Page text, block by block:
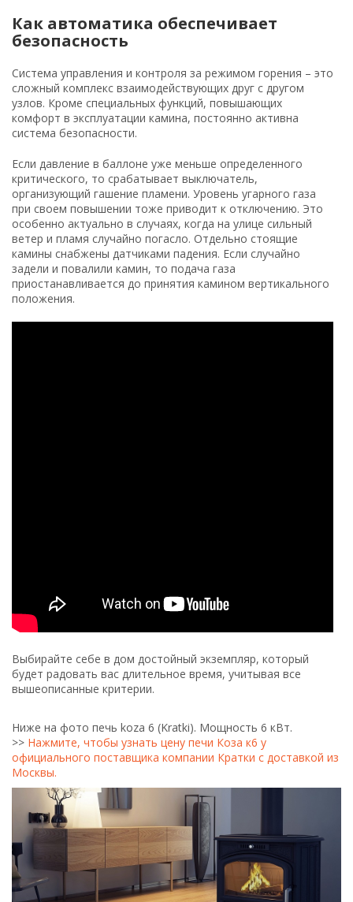
Как автоматика обеспечивает
безопасность
Система управления и контроля за режимом горения – это
сложный комплекс взаимодействующих друг с другом
узлов. Кроме специальных функций, повышающих
комфорт в эксплуатации камина, постоянно активна
система безопасности.
Если давление в баллоне уже меньше определенного
критического, то срабатывает выключатель,
организующий гашение пламени. Уровень угарного газа
при своем повышении тоже приводит к отключению. Это
особенно актуально в случаях, когда на улице сильный
ветер и пламя случайно погасло. Отдельно стоящие
камины снабжены датчиками падения. Если случайно
задели и повалили камин, то подача газа
приостанавливается до принятия камином вертикального
положения.
Выбирайте себе в дом достойный экземпляр, который
будет радовать вас длительное время, учитывая все
вышеописанные критерии.
Ниже на фото печь koza 6 (Kratki). Мощность 6 кВт.
>> Нажмите, чтобы узнать цену печи Коза к6 у
официального поставщика компании Кратки с доставкой из
Москвы.